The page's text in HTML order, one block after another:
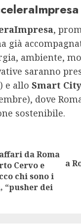
,
già
ambiente,
saranno
e allo Smart
dove
sostenibile.
da Roma
Cervo e
chi sono i
“pusher dei
a